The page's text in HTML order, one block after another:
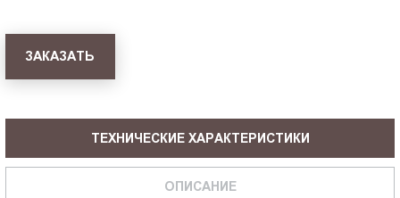
ЗАКАЗАТЬ
ТЕХНИЧЕСКИЕ ХАРАКТЕРИСТИКИ
ОПИСАНИЕ